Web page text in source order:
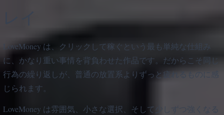
LoveMoney は、クリックして稼ぐという最も単純な仕組み
に、かなり重い事情を背負わせた作品です。だからこそ同じ
行為の繰り返しが、普通の放置系よりずっと疲れるものに感
じられます。
LoveMoney は雰囲気、小さな選択、そして少しずつ強くなる